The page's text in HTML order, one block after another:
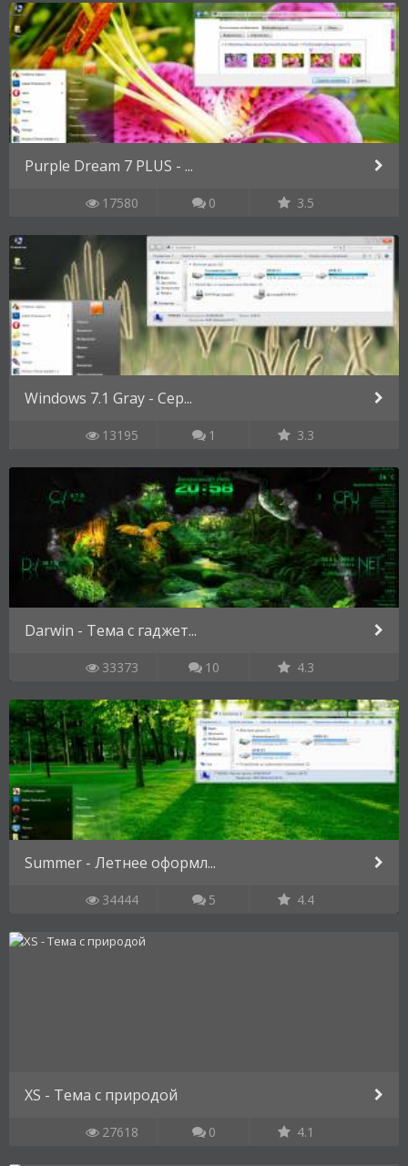
Purple Dream 7 PLUS - ...
17580 0 3.5
Windows 7.1 Gray - Сер...
13195 1 3.3
Darwin - Тема с гаджет...
33373 10 4.3
Summer - Летнее оформл...
34444 5 4.4
XS - Тема с природой
27618 0 4.1